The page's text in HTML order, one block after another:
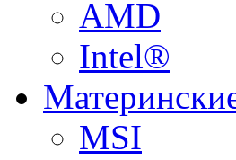
AMD
Intel®
MSI